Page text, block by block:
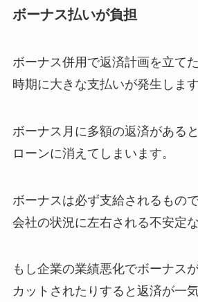
ボーナス払いが負担
ボーナス併用で返済計画を立て
時期に大きな支払いが発生します
ボーナス月に多額の返済がある
ローンに消えてしまいます。
ボーナスは必ず支給されるもの
会社の状況に左右される不安定な
もし企業の業績悪化でボーナス
カットされたりすると返済が一